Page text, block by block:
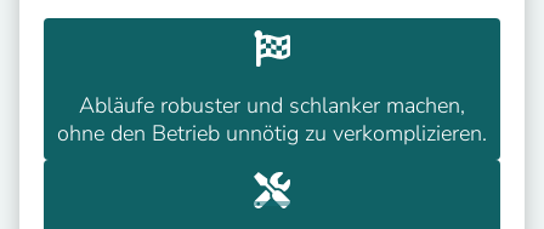
Abläufe robuster und schlanker machen,
ohne den Betrieb unnötig zu verkomplizieren.